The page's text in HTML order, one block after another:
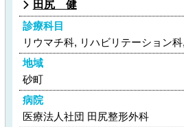
田尻 健
診療科目
リウマチ科, リハビリテーション
地域
砂町
病院
医療法人社団 田尻整形外科